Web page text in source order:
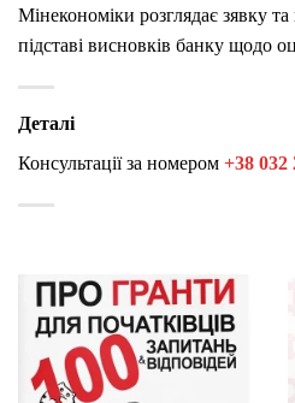
Мінекономіки розглядає зявку
підставі висновків банку щодо
Деталі
Консультації за номером +38 032